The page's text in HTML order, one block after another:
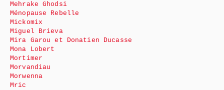
Mehrake Ghodsi
Ménopause Rebelle
Mickomix
Miguel Brieva
Mira Garou et Donatien Ducasse
Mona Lobert
Mortimer
Morvandiau
Morwenna
Mric